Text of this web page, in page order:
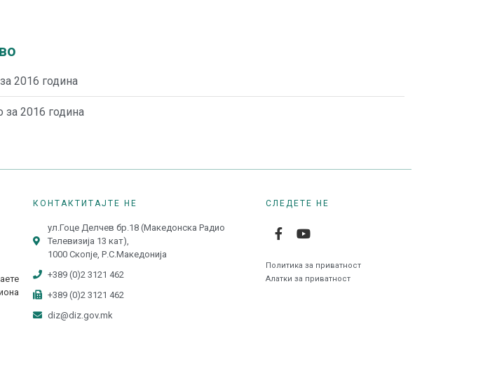
2016 година
за 2016 година
КОНТАКТИТАЈТЕ НЕ
ул.Гоце Делчев бр.18 (Македонска Радио
Телевизија 13 кат),
1000 Скопје, Р.С.Македонија
+389 (0)2 3121 462
+389 (0)2 3121 462
diz@diz.gov.mk
СЛЕДЕТЕ НЕ
Политика за приватност
Алатки за приватност